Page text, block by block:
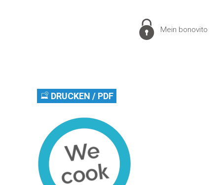
Mein bonovito
DRUCKEN / PDF